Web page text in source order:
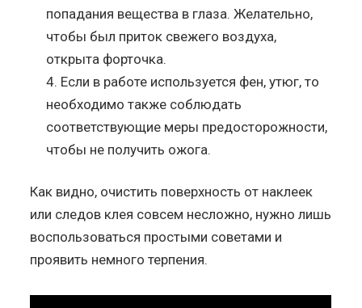
попадания вещества в глаза. Желательно,
чтобы был приток свежего воздуха,
открыта форточка.
Если в работе используется фен, утюг, то
необходимо также соблюдать
соответствующие меры предосторожности,
чтобы не получить ожога.
Как видно, очистить поверхность от наклеек
или следов клея совсем несложно, нужно лишь
воспользоваться простыми советами и
проявить немного терпения.